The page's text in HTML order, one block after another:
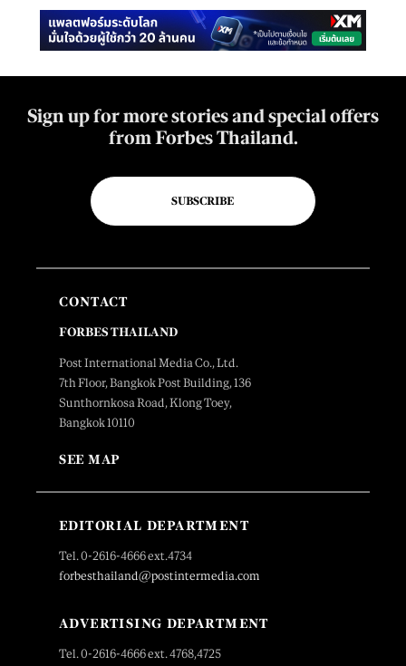
Sign up for more stories and special offers
from Forbes Thailand.
SUBSCRIBE
CONTACT
FORBES THAILAND
Post International Media Co., Ltd.
7th Floor, Bangkok Post Building, 136
Sunthornkosa Road, Klong Toey,
Bangkok 10110
SEE MAP
EDITORIAL DEPARTMENT
Tel. 0-2616-4666 ext.4734
forbesthailand@postintermedia.com
ADVERTISING DEPARTMENT
Tel. 0-2616-4666 ext. 4768,4725